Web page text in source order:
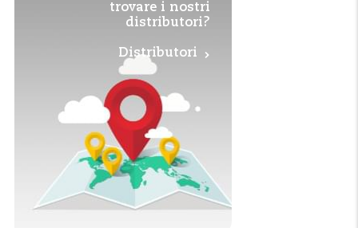
trovare i nostri
distributori?
Distributori